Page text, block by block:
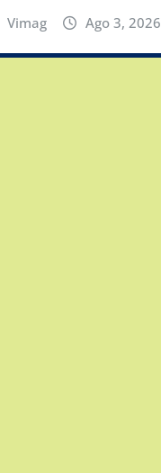
Vimag Ago 3, 2026